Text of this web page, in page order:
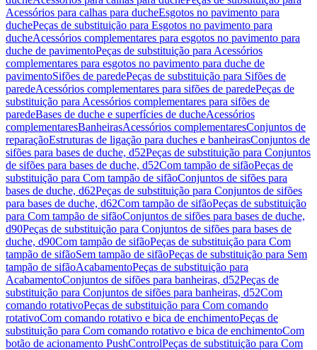
Acessórios para calhas para ducheEsgotos no pavimento para
duchePeças de substituição para Esgotos no pavimento para
ducheAcessórios complementares para esgotos no pavimento para
duche de pavimentoPeças de substituição para Acessórios
complementares para esgotos no pavimento para duche de
pavimentoSifões de paredePeças de substituição para Sifões de
paredeAcessórios complementares para sifões de paredePeças de
substituição para Acessórios complementares para sifões de
paredeBases de duche e superfícies de ducheAcessórios
complementaresBanheirasAcessórios complementaresConjuntos de
reparaçãoEstruturas de ligação para duches e banheirasConjuntos de
sifões para bases de duche, d52Peças de substituição para Conjuntos
de sifões para bases de duche, d52Com tampão de sifãoPeças de
substituição para Com tampão de sifãoConjuntos de sifões para
bases de duche, d62Peças de substituição para Conjuntos de sifões
para bases de duche, d62Com tampão de sifãoPeças de substituição
para Com tampão de sifãoConjuntos de sifões para bases de duche,
d90Peças de substituição para Conjuntos de sifões para bases de
duche, d90Com tampão de sifãoPeças de substituição para Com
tampão de sifãoSem tampão de sifãoPeças de substituição para Sem
tampão de sifãoAcabamentoPeças de substituição para
AcabamentoConjuntos de sifões para banheiras, d52Peças de
substituição para Conjuntos de sifões para banheiras, d52Com
comando rotativoPeças de substituição para Com comando
rotativoCom comando rotativo e bica de enchimentoPeças de
substituição para Com comando rotativo e bica de enchimentoCom
botão de acionamento PushControlPeças de substituição para Com